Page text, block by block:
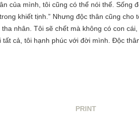
của mình, tôi cũng có thể nói thế. Sống
khiết tịnh.” Nhưng độc thân cũng
nhân. Tôi sẽ chết mà không có con
cả, tôi hạnh phúc với đời mình. Độc
PRINT